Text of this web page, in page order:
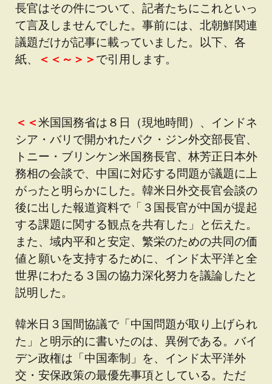
長官はその件について、記者たちにこれといっ
て言及しませんでした。事前には、北朝鮮関連
議題だけが記事に載っていました。以下、各
紙、
＜＜～＞＞ で引用します。
＜＜米国国務省は８日（現地時間）、インドネ
シア・バリで開かれたパク・ジン外交部長官、
トニー・ブリンケン米国務長官、林芳正日本外
務相の会談で、中国に対応する問題が議題に上
がったと明らかにした。韓米日外交長官会談の
後に出した報道資料で「３国長官が中国が提起
する課題に関する観点を共有した」と伝えた。
また、域内平和と安定、繁栄のための共同の価
値と願いを支持するために、インド太平洋と全
世界にわたる３国の協力深化努力を議論したと
説明した。
韓米日３国間協議で「中国問題が取り上げられ
た」と明示的に書いたのは、異例である。バイ
デン政権は「中国牽制」を、インド太平洋外
交・安保政策の最優先事項としている。ただ